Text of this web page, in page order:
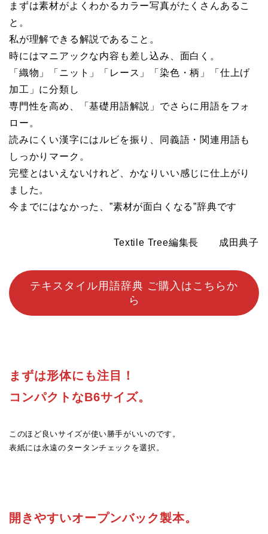
まずは素材がよくわかるカラー写真がたくさんあるこ
と。
私が理解できる解説であること。
時にはマニアックな内容も差し込み、面白く。
「織物」「ニット」「レース」「染色・柄」「仕上げ
加工」に分類し
専門性を高め、「基礎用語解説」でさらに用語をフォ
ロー。
読みにくい漢字にはルビを振り、同義語・関連用語も
しっかりマーク。
完璧とはいえないけれど、かなりいい感じに仕上がり
ました。
今までにはなかった、”素材が面白くなる”辞典です
Textile Tree編集長 成田典子
テキスタイル用語辞典 ご購入はこちらか
ら
まずは形体にも注目！
コンパクトなB6サイズ。
このほど良いサイズが使い勝手がいいのです。
表紙には永遠のタータンチェックを選択。
開きやすいオープンバック製本。